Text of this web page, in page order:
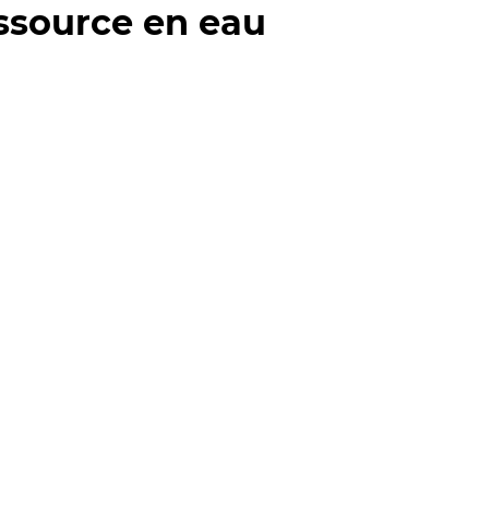
en eau